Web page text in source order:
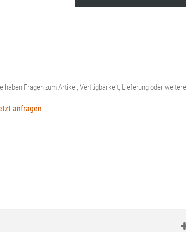
haben Fragen zum Artikel, Verfügbarkeit, Lieferung oder
anfragen